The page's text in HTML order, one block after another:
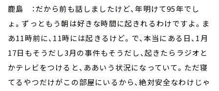
鹿島 ：だから前も話しましたけど、年明けて95年でし
ょ。ずっともう朝は好きな時間に起きれるわけですよ。ま
あ11時前に、11時には起きるけど。で、本当にある日、1月
17日もそうだし3月の事件もそうだし、起きたらラジオと
かテレビをつけると、ああいう状況になっていて。ただ寝
てるやつだけがこの部屋にいるから、絶対安全なわけじゃ